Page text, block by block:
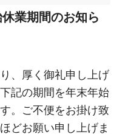
業期間のお知ら
、厚く御礼申し上げ
記の期間を年末年始
。ご不便をお掛け致
どお願い申し上げま